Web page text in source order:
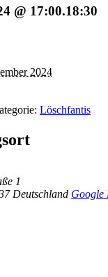
@ 17:00.18:30
2024
Löschfantis
1
Deutschland Google